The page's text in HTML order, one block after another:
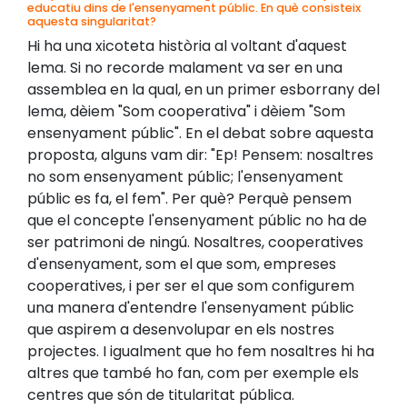
educatiu dins de l'ensenyament públic. En què consisteix
aquesta singularitat?
Hi ha una xicoteta història al voltant d'aquest
lema. Si no recorde malament va ser en una
assemblea en la qual, en un primer esborrany del
lema, dèiem "Som cooperativa" i dèiem "Som
ensenyament públic". En el debat sobre aquesta
proposta, alguns vam dir: "Ep! Pensem: nosaltres
no som ensenyament públic; l'ensenyament
públic es fa, el fem". Per què? Perquè pensem
que el concepte l'ensenyament públic no ha de
ser patrimoni de ningú. Nosaltres, cooperatives
d'ensenyament, som el que som, empreses
cooperatives, i per ser el que som configurem
una manera d'entendre l'ensenyament públic
que aspirem a desenvolupar en els nostres
projectes. I igualment que ho fem nosaltres hi ha
altres que també ho fan, com per exemple els
centres que són de titularitat pública.